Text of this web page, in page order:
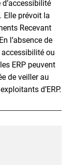
Elle prévoit la
Recevant
l’absence de
ou
ERP peuvent
de veiller au
d’ERP.